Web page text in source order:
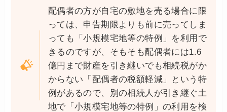
配偶者の方が自宅の敷地を売る場合に限
っては、申告期限よりも前に売ってしま
っても「小規模宅地等の特例」を利用で
きるのですが、そもそも配偶者には1.6
億円まで財産を引き継いでも相続税がか
からない「配偶者の税額軽減」という特
例があるので、別の相続人が引き継ぐ土
地で「小規模宅地等の特例」の利用を検